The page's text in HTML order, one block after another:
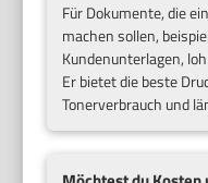
Für Dokumente, die
machen sollen,
Kundenunterlagen,
Er bietet die beste
Tonerverbrauch und